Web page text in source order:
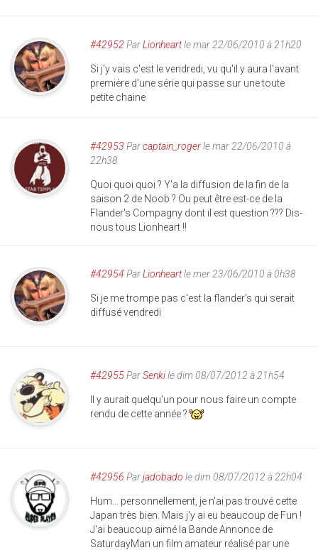
#42952 ParLionheartle mar 22/06/2010 à 21h20
Si j'y vais c'est le vendredi, vu qu'il y aura l'avant
première d'une série qui passe sur une toute
petite chaine
#42953 Parcaptain_rogerle mar 22/06/2010 à
22h38
Quoi quoi quoi ? Y'a la diffusion de la fin de la
saison 2 de Noob ? Ou peut être est-ce de la
Flander's Compagny dont il est question ??? Dis-
nous tous Lionheart !!
#42954 ParLionheartle mer 23/06/2010 à 0h38
Si je me trompe pas c'est la flander's qui serait
diffusé vendredi
#42955ParSenkile dim 08/07/2012 à 21h54
Il y aurait quelqu'un pour nous faire un compte
rendu de cette année ?
#42956 Parjadobado le dim 08/07/2012 à 22h04
Hum... personnellement, je n'ai pas trouvé cette
Japan très bien. Mais j'y ai eu beaucoup de Fun !
J'ai beaucoup aimé la Bande Annonce de
SaturdayMan un film amateur réalisé par une